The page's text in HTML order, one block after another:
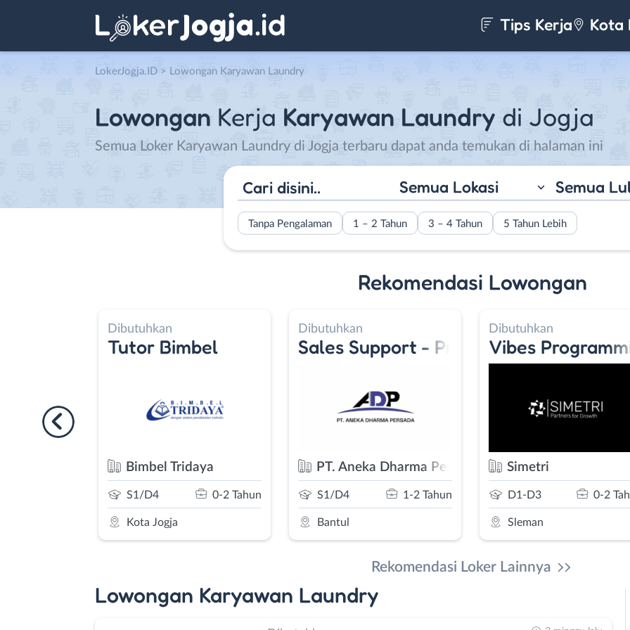
Tips Kerja Kota
LokerJogja.ID > Lowongan Karyawan Laundry
Lowongan Kerja Karyawan Laundry di Jogja
Semua Loker Karyawan Laundry di Jogja terbaru dapat anda temukan di halaman ini
Semua Lokasi Semua
Tanpa Pengalaman 1 – 2 Tahun 3 – 4 Tahun 5 Tahun Lebih
Rekomendasi Lowongan
0-2 Tahun
Dibutuhkan
Sales Support - Procurement Staff - OP. Hoist Crane /
PT. Aneka Dharma Persada (ADP)
SMA/SMK 1-2 Tahun
Bantul
Dibutuhkan
Vibes Programming
Simetri
S1/D4 0-2 Tahun
Dibutuhkan
Pelatihan
PT. SOU
SMA/SMK
Rekomendasi Loker Lainnya
Lowongan Karyawan Laundry